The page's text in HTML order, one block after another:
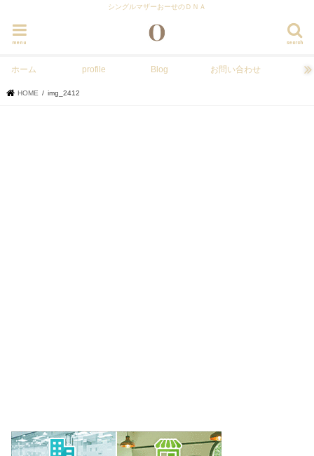
シングルマザーおーせのＤＮＡ
search
menu
ホーム profile Blog お問い合わせ
HOME img_2412